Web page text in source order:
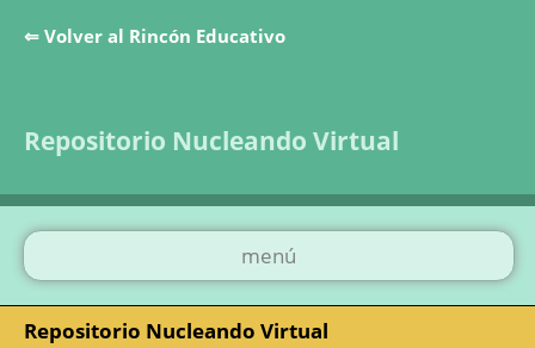
⇐ Volver al Rincón Educativo
Repositorio Nucleando Virtual
menú
Repositorio Nucleando Virtual